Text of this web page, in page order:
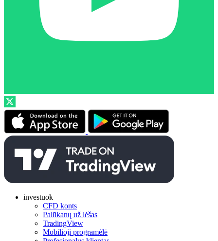
investuok
CFD konts
Palūkanų už lėšas
TradingView
Mobilioji programėlė